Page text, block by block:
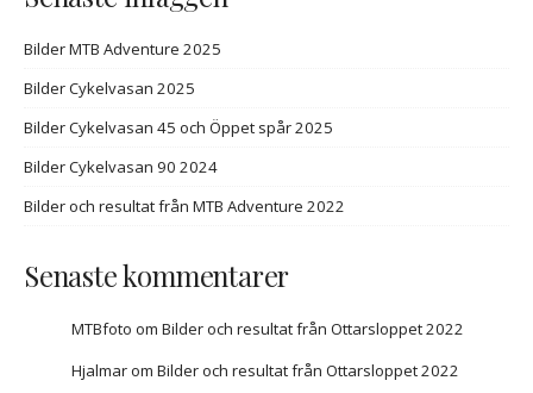
Bilder MTB Adventure 2025
Bilder Cykelvasan 2025
Bilder Cykelvasan 45 och Öppet spår 2025
Bilder Cykelvasan 90 2024
Bilder och resultat från MTB Adventure 2022
Senaste kommentarer
MTBfoto om Bilder och resultat från Ottarsloppet 2022
Hjalmarom Bilder och resultat från Ottarsloppet 2022